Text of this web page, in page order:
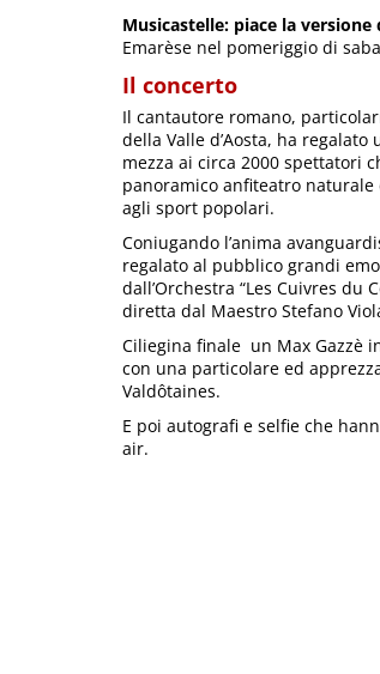
Musicastelle: piace la
Emarèse nel pomeriggio di
Il concerto
Il cantautore romano,
della Valle d’Aosta, ha
mezza ai circa 2000 spettatori
panoramico anfiteatro naturale
agli sport popolari.
Coniugando l’anima
regalato al pubblico grandi
dall’Orchestra “Les Cuivres du
diretta dal Maestro Stefano
Ciliegina finale un Max Gazzè
con una particolare ed
Valdôtaines.
E poi autografi e selfie che
air.